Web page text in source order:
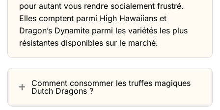
pour autant vous rendre socialement frustré.
Elles comptent parmi High Hawaiians et
Dragon’s Dynamite parmi les variétés les plus
résistantes disponibles sur le marché.
Comment consommer les truffes magiques
Dutch Dragons ?